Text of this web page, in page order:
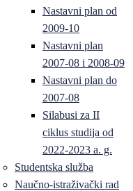
Nastavni plan od
2009-10
Nastavni plan
2007-08 i 2008-09
Nastavni plan do
2007-08
Silabusi za II
ciklus studija od
2022-2023 a. g.
Studentska služba
Naučno-istraživački rad